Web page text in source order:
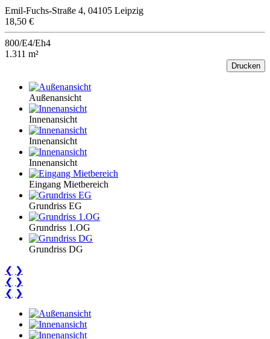
Emil-Fuchs-Straße 4, 04105 Leipzig
18,50 €
800/E4/Eh4
1.311 m²
Drucken
Außenansicht
Innenansicht
Innenansicht
Innenansicht
Eingang Mietbereich
Grundriss EG
Grundriss 1.OG
Grundriss DG
❮ ❯
❮ ❯
❮ ❯